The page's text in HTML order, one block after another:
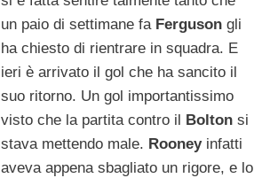
un paio di settimane fa Fergusongli
ha chiesto di rientrare in squadra. E
ieri è arrivato il gol che ha sancito il
suo ritorno. Un gol importantissimo
visto che la partita contro il
Boltonsi
stava mettendo male. Rooneyinfatti
aveva appena sbagliato un rigore, e lo